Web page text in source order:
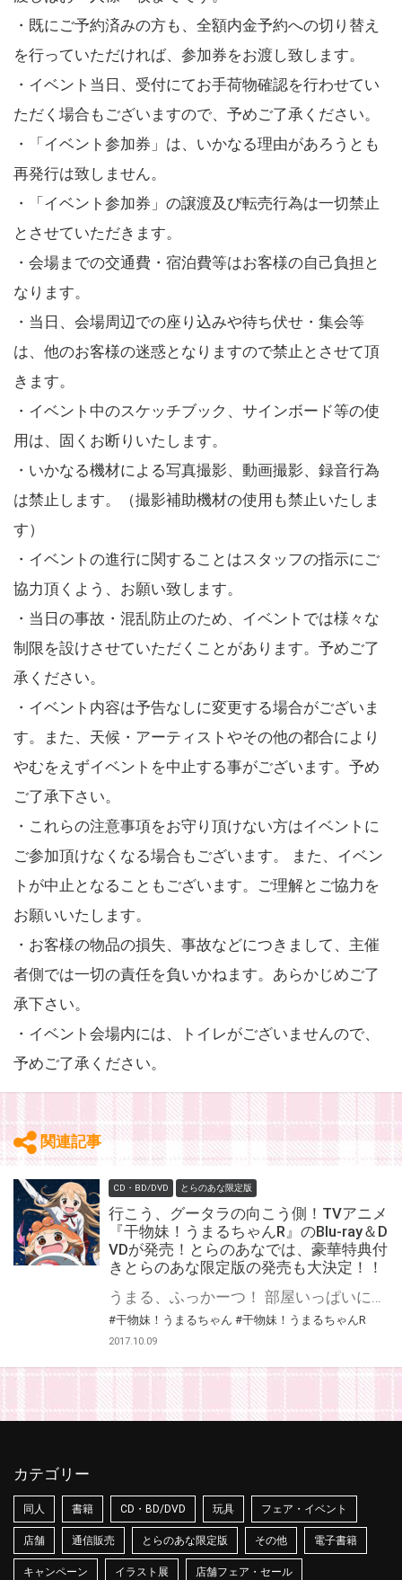
・既にご予約済みの方も、全額内金予約への切り替え
を行っていただければ、参加券をお渡し致します。
・イベント当日、受付にてお手荷物確認を行わせてい
ただく場合もございますので、予めご了承ください。
・「イベント参加券」は、いかなる理由があろうとも
再発行は致しません。
・「イベント参加券」の譲渡及び転売行為は一切禁止
とさせていただきます。
・会場までの交通費・宿泊費等はお客様の自己負担と
なります。
・当日、会場周辺での座り込みや待ち伏せ・集会等
は、他のお客様の迷惑となりますので禁止とさせて頂
きます。
・イベント中のスケッチブック、サインボード等の使
用は、固くお断りいたします。
・いかなる機材による写真撮影、動画撮影、録音行為
は禁止します。（撮影補助機材の使用も禁止いたしま
す）
・イベントの進行に関することはスタッフの指示にご
協力頂くよう、お願い致します。
・当日の事故・混乱防止のため、イベントでは様々な
制限を設けさせていただくことがあります。予めご了
承ください。
・イベント内容は予告なしに変更する場合がございま
す。また、天候・アーティストやその他の都合により
やむをえずイベントを中止する事がございます。予め
ご了承下さい。
・これらの注意事項をお守り頂けない方はイベントに
ご参加頂けなくなる場合もございます。 また、イベン
トが中止となることもございます。ご理解とご協力を
お願いいたします。
・お客様の物品の損失、事故などにつきまして、主催
者側では一切の責任を負いかねます。あらかじめご了
承下さい。
・イベント会場内には、トイレがございませんので、
予めご了承ください。
関連記事
CD・BD/DVD とらのあな限定版
行こう、グータラの向こう側！TVアニメ
『干物妹！うまるちゃんR』のBlu-ray＆D
VDが発売！とらのあなでは、豪華特典付
きとらのあな限定版の発売も大決定！！
#干物妹！うまるちゃん #干物妹！うまるちゃんR
2017.10.09
カテゴリー
同人 書籍 CD・BD/DVD 玩具 フェア・イベント
店舗 通信販売 とらのあな限定版 その他 電子書籍
キャンペーン イラスト展 店舗フェア・セール